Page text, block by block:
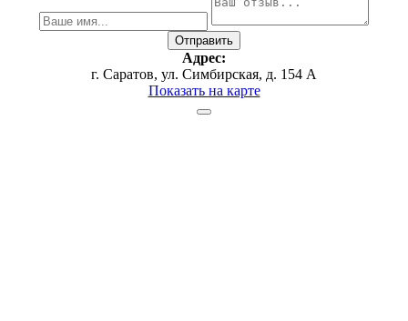
Адрес:
г. Саратов, ул. Симбирская, д. 154 А
Показать на карте